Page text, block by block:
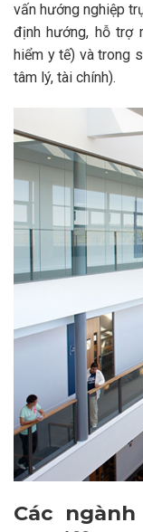
vấn hướng nghiệp
định hướng, hỗ trợ
hiểm y tế) và trong
tâm lý, tài chính).
Các